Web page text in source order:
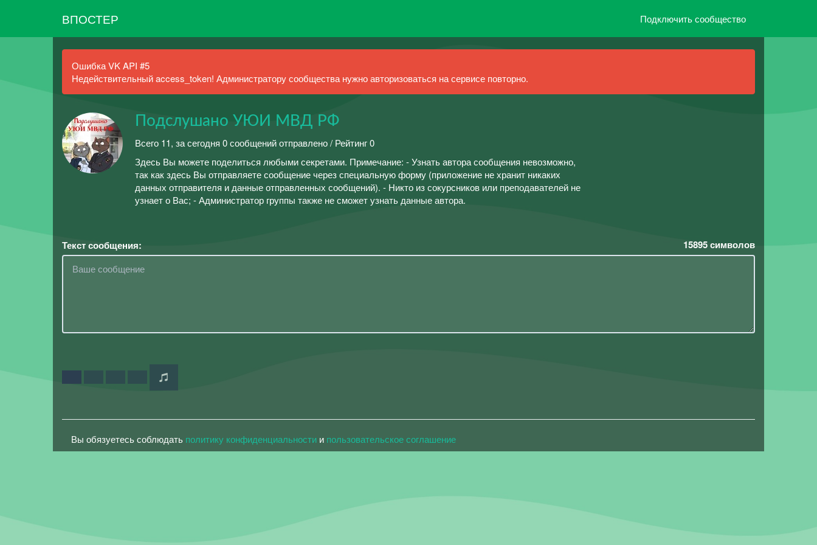
ВПОСТЕР Подключить сообщество
Ошибка VK API #5
Недействительный access_token! Администратору сообщества нужно авторизоваться на сервисе повторно.
Подслушано УЮИ МВД РФ
Всего 11, за сегодня 0 сообщений отправлено / Рейтинг 0
Здесь Вы можете поделиться любыми секретами. Примечание: - Узнать автора сообщения невозможно,
так как здесь Вы отправляете сообщение через специальную форму (приложение не хранит никаких
данных отправителя и данные отправленных сообщений). - Никто из сокурсников или преподавателей не
узнает о Вас; - Администратор группы также не сможет узнать данные автора.
Текст сообщения: 15895символов
Вы обязуетесь соблюдать политику конфиденциальности и пользовательское соглашение